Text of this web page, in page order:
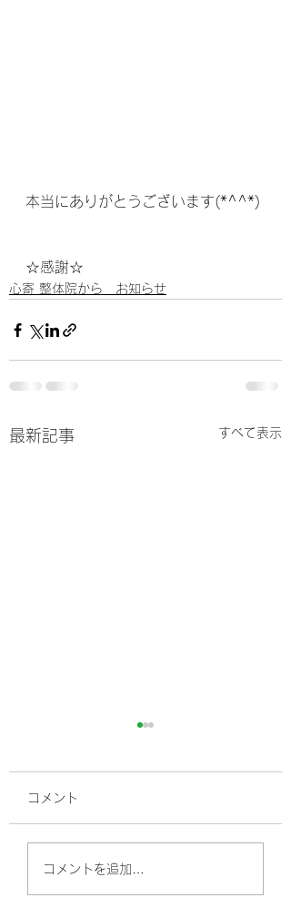
本当にありがとうございます(*^^*)
☆感謝☆
心寄 整体院から お知らせ
最新記事 すべて表示
それ、長期間使い続け
コメント
コメントを追加…